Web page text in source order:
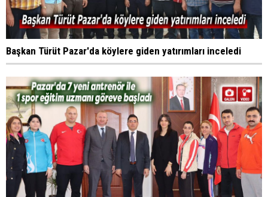
Başkan Türüt Pazar'da köylere giden yatırımları inceledi